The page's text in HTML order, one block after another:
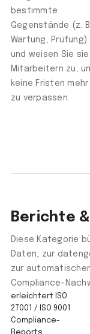
bestimmte
Gegenstände (z. B.
Wartung, Prüfung)
und weisen Sie sie
Mitarbeitern zu,
keine Fristen mehr
zu verpassen.
Berichte
Diese Kategorie
Daten, zur
zur
Compliance-
erleichtert ISO
27001 / ISO 9001
Compliance-